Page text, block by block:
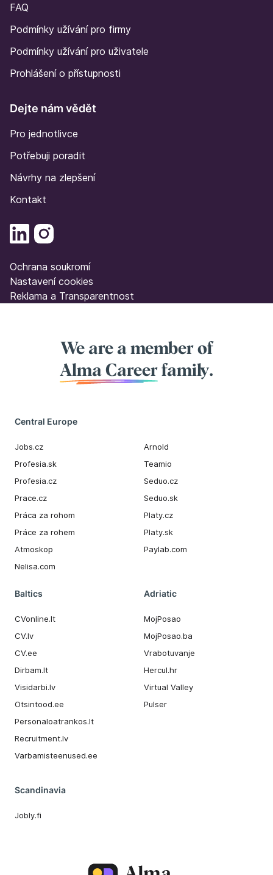
FAQ
Podmínky užívání pro firmy
Podmínky užívání pro uživatele
Prohlášení o přístupnosti
Dejte nám vědět
Pro jednotlivce
Potřebuji poradit
Návrhy na zlepšení
Kontakt
Ochrana soukromí
Nastavení cookies
Reklama a Transparentnost
We are a member of
Alma Career family.
Central Europe
Jobs.cz
Profesia.sk
Profesia.cz
Prace.cz
Práca za rohom
Práce za rohem
Atmoskop
Nelisa.com
Arnold
Teamio
Seduo.cz
Seduo.sk
Platy.cz
Platy.sk
Paylab.com
Baltics
CVonline.lt
CV.lv
CV.ee
Dirbam.It
Visidarbi.lv
Otsintood.ee
Personaloatrankos.lt
Recruitment.lv
Varbamisteenused.ee
Adriatic
MojPosao
MojPosao.ba
Vrabotuvanje
Hercul.hr
Virtual Valley
Pulser
Scandinavia
Jobly.fi